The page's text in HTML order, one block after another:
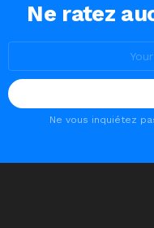
Ne ratez
Ne vous inquiétez